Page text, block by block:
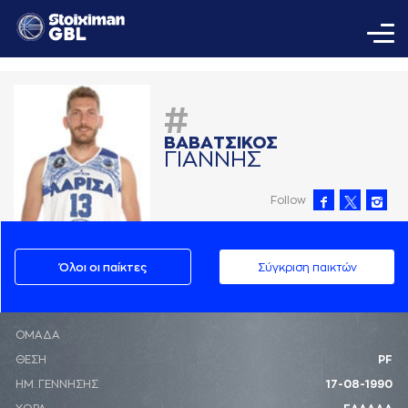
#
ΒAΒAΤΣΙΚΟΣ
ΓΙAΝΝΗΣ
Follow
Όλοι οι παίκτες Σύγκριση παικτών
ΟΜΑΔΑ
ΘΕΣΗ PF
ΗΜ. ΓΕΝΝΗΣΗΣ 17-08-1990